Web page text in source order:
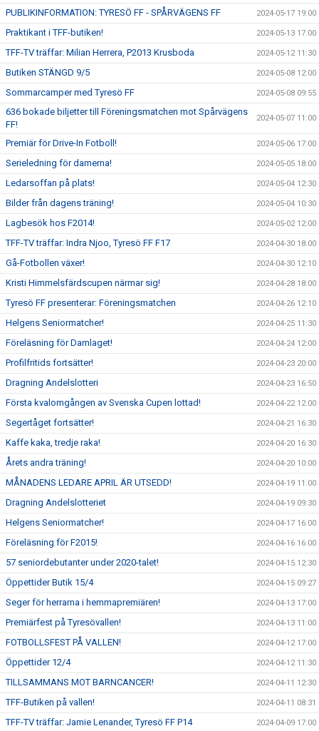
PUBLIKINFORMATION: TYRESÖ FF - SPÅRVÄGENS FF 2024-05-17 19:00
Praktikant i TFF-butiken! 2024-05-13 17:00
TFF-TV träffar: Milian Herrera, P2013 Krusboda 2024-05-12 11:30
Butiken STÄNGD 9/5 2024-05-08 12:00
Sommarcamper med Tyresö FF 2024-05-08 09:55
636 bokade biljetter till Föreningsmatchen mot Spårvägens
FF!
2024-05-07 11:00
Premiär för Drive-In Fotboll! 2024-05-06 17:00
Serieledning för damerna! 2024-05-05 18:00
Ledarsoffan på plats! 2024-05-04 12:30
Bilder från dagens träning! 2024-05-04 10:30
Lagbesök hos F2014! 2024-05-02 12:00
TFF-TV träffar: Indra Njoo, Tyresö FF F17 2024-04-30 18:00
Gå-Fotbollen växer! 2024-04-30 12:10
Kristi Himmelsfärdscupen närmar sig! 2024-04-28 18:00
Tyresö FF presenterar: Föreningsmatchen 2024-04-26 12:10
Helgens Seniormatcher! 2024-04-25 11:30
Föreläsning för Damlaget! 2024-04-24 12:00
Profilfritids fortsätter! 2024-04-23 20:00
Dragning Andelslotteri 2024-04-23 16:50
Första kvalomgången av Svenska Cupen lottad! 2024-04-22 12:00
Segertåget fortsätter! 2024-04-21 16:30
Kaffe kaka, tredje raka! 2024-04-20 16:30
Årets andra träning! 2024-04-20 10:00
MÅNADENS LEDARE APRIL ÄR UTSEDD! 2024-04-19 11:00
Dragning Andelslotteriet 2024-04-19 09:30
Helgens Seniormatcher! 2024-04-17 16:00
Föreläsning för F2015! 2024-04-16 16:00
57 seniordebutanter under 2020-talet! 2024-04-15 12:30
Öppettider Butik 15/4 2024-04-15 09:27
Seger för herrarna i hemmapremiären! 2024-04-13 17:00
Premiärfest på Tyresövallen! 2024-04-13 11:00
FOTBOLLSFEST PÅ VALLEN! 2024-04-12 17:00
Öppettider 12/4 2024-04-12 11:30
TILLSAMMANS MOT BARNCANCER! 2024-04-11 12:30
TFF-Butiken på vallen! 2024-04-11 08:31
TFF-TV träffar: Jamie Lenander, Tyresö FF P14 2024-04-09 17:00